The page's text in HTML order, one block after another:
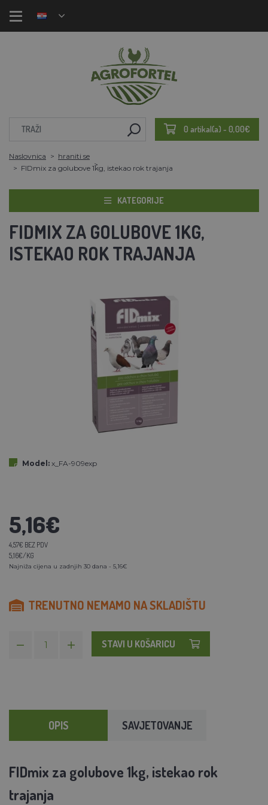
0 artikal(a) - 0,00€
Naslovnica
hraniti se
FIDmix za golubove 1kg, istekao rok trajanja
KATEGORIJE
FIDMIX ZA GOLUBOVE 1KG,
ISTEKAO ROK TRAJANJA
Model: x_FA-909exp
5,16€
4,57€ BEZ PDV
5,16€/KG
Najniža cijena u zadnjih 30 dana - 5,16€
TRENUTNO NEMAMO NA SKLADIŠTU
STAVI U KOŠARICU
OPIS SAVJETOVANJE
FIDmix za golubove 1kg, istekao rok
trajanja